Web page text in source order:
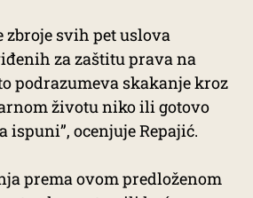
zbroje svih pet uslova
za zaštitu prava na
podrazumeva skakanje kroz
životu niko ili gotovo
ispuni”, ocenjuje Repajić.
prema ovom predloženom